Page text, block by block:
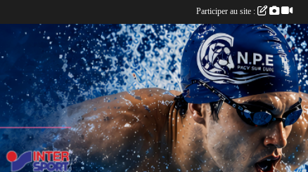
Participer au site :